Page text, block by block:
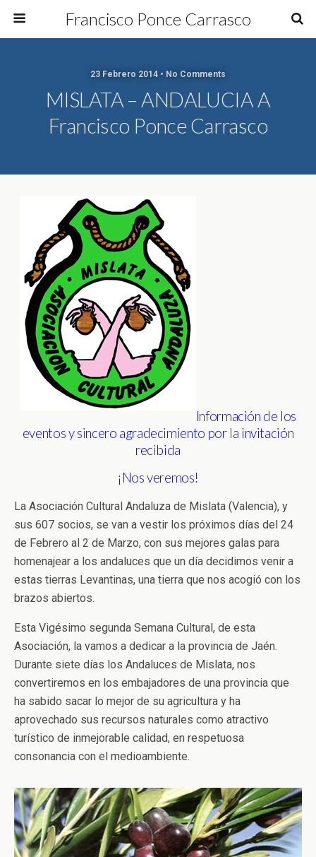
Francisco Ponce Carrasco
23 Febrero 2014 • No Comments
MISLATA – ANDALUCIA A
Francisco Ponce Carrasco
Información de los
eventos y sincero agradecimiento por la invitación
recibida
¡Nos veremos!
La Asociación Cultural Andaluza de Mislata (Valencia), y
sus 607 socios, se van a vestir los próximos días del 24
de Febrero al 2 de Marzo, con sus mejores galas para
homenajear a los andaluces que un día decidimos venir a
estas tierras Levantinas, una tierra que nos acogió con los
brazos abiertos.
Esta Vigésimo segunda Semana Cultural, de esta
Asociación, la vamos a dedicar a la provincia de Jaén.
Durante siete días los Andaluces de Mislata, nos
convertiremos en los embajadores de una provincia que
ha sabido sacar lo mejor de su agricultura y ha
aprovechado sus recursos naturales como atractivo
turístico de inmejorable calidad, en respetuosa
consonancia con el medioambiente.